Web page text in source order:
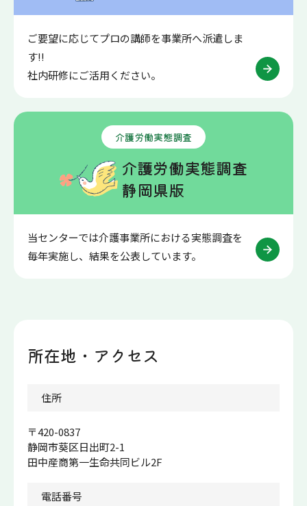
ご要望に応じてプロの講師を事業所へ派遣しま
す!!
社内研修にご活用ください。
介護労働実態調査
介護労働実態調査
静岡県版
当センターでは介護事業所における実態調査を
毎年実施し、結果を公表しています。
所在地・アクセス
住所
〒420-0837
静岡市葵区日出町2-1
田中産商第一生命共同ビル2F
電話番号